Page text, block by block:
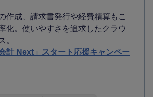
作成、請求書発行や経費精算もこ
化。使いやすさを追求したクラウ
。
会計 Next」スタート応援キャンペー